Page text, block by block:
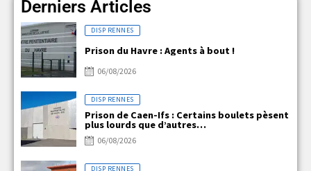
Derniers Articles
DISP RENNES
Prison du Havre : Agents à bout !
06/08/2026
DISP RENNES
Prison de Caen-Ifs : Certains boulets pèsent
plus lourds que d’autres…
06/08/2026
DISP RENNES